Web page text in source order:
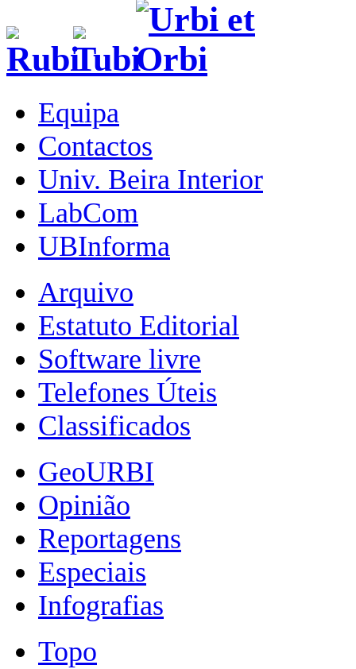
Equipa
Contactos
Univ. Beira Interior
LabCom
UBInforma
Arquivo
Estatuto Editorial
Software livre
Telefones Úteis
Classificados
GeoURBI
Opinião
Reportagens
Especiais
Infografias
Topo